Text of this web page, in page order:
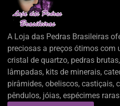
A Loja das Pedras Brasileiras
preciosas a preços ótimos com
cristal de quartzo, pedras
lâmpadas, kits de minerais,
pirâmides, obeliscos, castiçais,
pêndulos, jóias, espécimes